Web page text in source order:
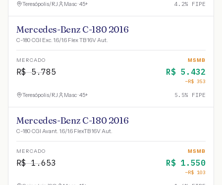
Teresópolis/RJ Masc · 45+ 4.2% FIPE
Mercedes-Benz C-180 2016
C-180 CGI Exc. 1.6/1.6 Flex TB 16V Aut.
MERCADO
R$5.785
MSMB
R$ 5.432
−R$ 353
Teresópolis/RJ Masc · 45+ 5.5% FIPE
Mercedes-Benz C-180 2016
C-180 CGI Avant. 1.6/1.6 FlexTB 16V Aut.
MERCADO
R$1.653
MSMB
R$ 1.550
−R$ 103